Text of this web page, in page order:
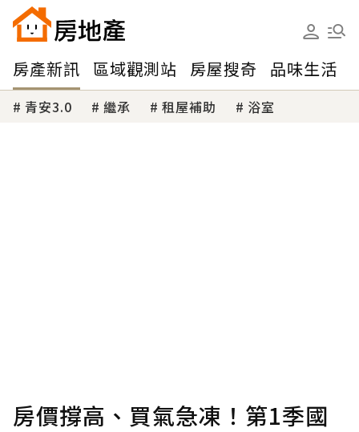
房產新訊 區域觀測站 房屋搜奇 品味生活
青安3.0 繼承 租屋補助 浴室
房價撐高、買氣急凍！第1季國